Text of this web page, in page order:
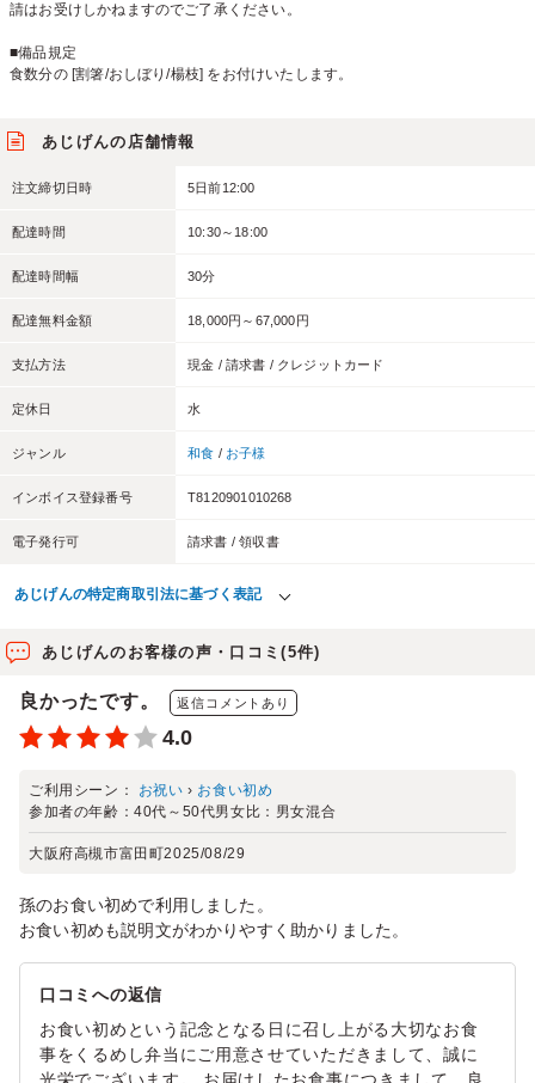
請はお受けしかねますのでご了承ください。
■備品規定
食数分の [割箸/おしぼり/楊枝] をお付けいたします。
あじげんの店舗情報
注文締切日時 5日前12:00
配達時間 10:30～18:00
配達時間幅 30分
配達無料金額 18,000円～67,000円
支払方法 現金 / 請求書 / クレジットカード
定休日 水
ジャンル 和食 / お子様
インボイス登録番号 T8120901010268
電子発行可 請求書 / 領収書
あじげんの特定商取引法に基づく表記
あじげんのお客様の声・口コミ(5件)
良かったです。 返信コメントあり
4.0
ご利用シーン： お祝い › お食い初め
参加者の年齢：40代～50代男女比： 男女混合
大阪府高槻市富田町2025/08/29
孫のお食い初めで利用しました。
お食い初めも説明文がわかりやすく助かりました。
口コミへの返信
お食い初めという記念となる日に召し上がる大切なお食
事をくるめし弁当にご用意させていただきまして、誠に